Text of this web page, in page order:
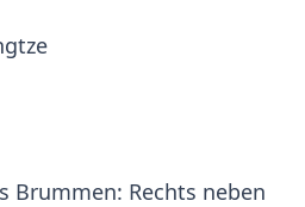
Brummen: Rechts neben